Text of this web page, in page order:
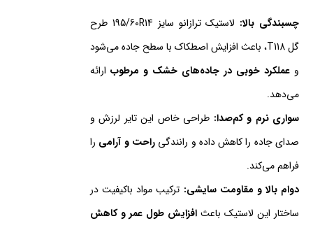
چسبندگی بالا:
لاستیک ترازانو سایز 195/60R14 طرح
گل T118، باعث افزایش اصطکاک با سطح جاده می‌شود
و عملکرد خوبی در جاده‌های خشک و مرطوب ارائه
می‌دهد.
سواری نرم و کم‌صدا: طراحی خاص این تایر لرزش و
صدای جاده را کاهش داده و رانندگیراحت و آرامی را
فراهم می‌کند.
دوام بالا و مقاومت سایشی: ترکیب مواد باکیفیت در
ساختار این لاستیک باعث افزایش طول عمر و کاهش